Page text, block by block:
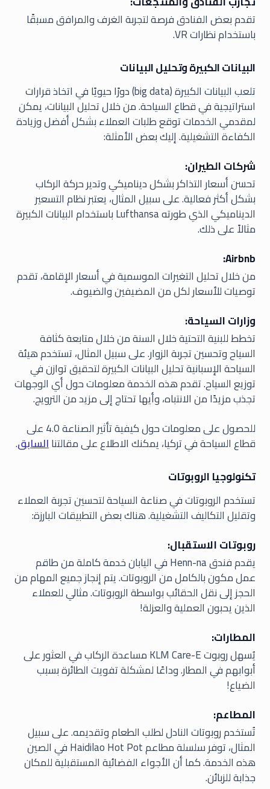
تقدم بعض الفنادق فرصة لتجربة الغرف والمرافق مسبقًا
باستخدام نظارات VR.
البيانات الكبيرة وتحليل البيانات
تلعب البيانات الكبيرة (big data) دورًا حيويًا في اتخاذ قرارات
استراتيجية في قطاع السياحة. من خلال تحليل البيانات، يمكن
لمقدمي الخدمات توقع طلبات العملاء بشكل أفضل وزيادة
الكفاءة التشغيلية. إليك بعض الأمثلة:
شركات الطيران:
تحسن أسعار التذاكر بشكل ديناميكي وتدير حركة الركاب
بشكل أكثر فعالية. على سبيل المثال، يعتبر نظام التسعير
الديناميكي الذي طورته Lufthansa باستخدام البيانات الكبيرة
مثالاً على ذلك.
Airbnb:
من خلال تحليل التغيرات الموسمية في أسعار الإقامة، تقدم
توصيات للأسعار لكل من المضيفين والضيوف.
وزارات السياحة:
تخطط للبنية التحتية خلال السنة من خلال متابعة كثافة
السياح وتحسين تجربة الزوار. على سبيل المثال، تستخدم هيئة
السياحة الإسبانية تحليل البيانات الكبيرة لتحقيق توازن في
توزيع السياح. تقدم هذه الخدمة معلومات حول أي الوجهات
تجذب مزيدًا من الانتباه، وأيها تحتاج إلى مزيد من الترويج.
للحصول على معلومات حول كيفية تأثير الصناعة 4.0 على
قطاع السياحة في تركيا، يمكنك الاطلاع على مقالتناالسابق.
تكنولوجيا الروبوتات
تستخدم الروبوتات في صناعة السياحة لتحسين تجربة العملاء
وتقليل التكاليف التشغيلية. هناك بعض التطبيقات البارزة:
روبوتات الاستقبال:
يقدم فندق Henn-na في اليابان خدمة كاملة من طاقم
عمل مكون بالكامل من الروبوتات. يتم إنجاز جميع المهام من
الحجز إلى نقل الحقائب بواسطة الروبوتات. مثالي للعملاء
الذين يحبون العملية والعزلة!
المطارات:
يُسهل روبوت KLM Care-E مساعدة الركاب في العثور على
أبوابهم في المطار. وداعًا لمشكلة تفويت الطائرة بسبب
الضياع!
المطاعم:
تُستخدم روبوتات النادل لطلب الطعام وتقديمه. على سبيل
المثال، توفر سلسلة مطاعم Haidilao Hot Pot في الصين
هذه الخدمة. كما أن الأجواء الفضائية المستقبلية للمكان
جذابة للزبائن.